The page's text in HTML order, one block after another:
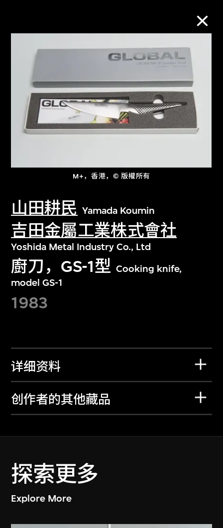
M+，香港，© 版權所有
山田耕民 Yamada Koumin
吉田金屬工業株式會社
Yoshida Metal Industry Co., Ltd
廚刀，GS-1型 Cooking knife,
model GS-1
1983
详细资料
创作者的其他藏品
探索更多
Explore More
M+藏品
进一步筛选 搜索
文化藏品。